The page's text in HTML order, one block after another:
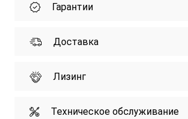
Гарантии
Доставка
Лизинг
Техническое обслуживание